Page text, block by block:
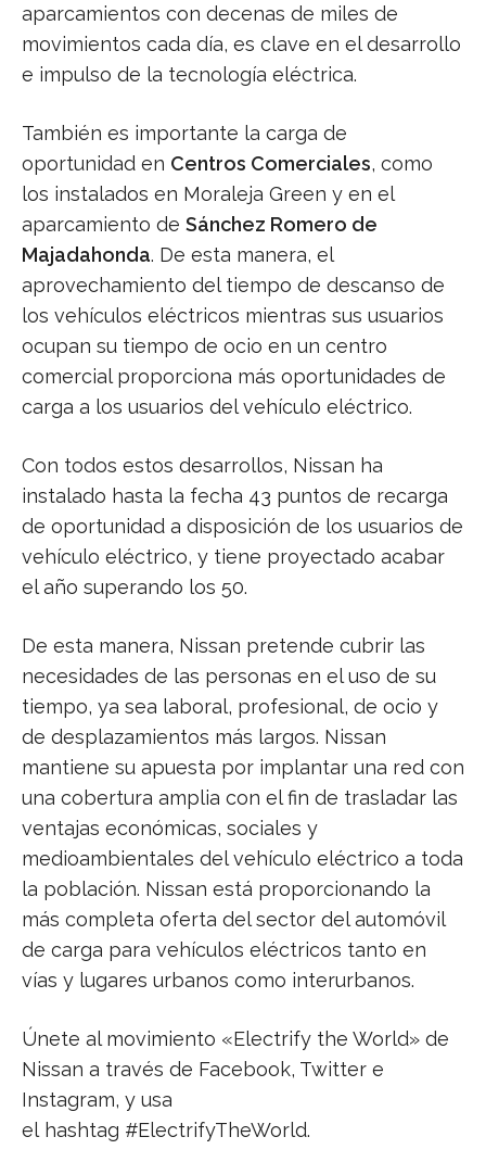
aparcamientos con decenas de miles de
movimientos cada día, es clave en el desarrollo
e impulso de la tecnología eléctrica.
También es importante la carga de
oportunidad en Centros Comerciales, como
los instalados en Moraleja Green y en el
aparcamiento de Sánchez Romero de
Majadahonda. De esta manera, el
aprovechamiento del tiempo de descanso de
los vehículos eléctricos mientras sus usuarios
ocupan su tiempo de ocio en un centro
comercial proporciona más oportunidades de
carga a los usuarios del vehículo eléctrico.
Con todos estos desarrollos, Nissan ha
instalado hasta la fecha 43 puntos de recarga
de oportunidad a disposición de los usuarios de
vehículo eléctrico, y tiene proyectado acabar
el año superando los 50.
De esta manera, Nissan pretende cubrir las
necesidades de las personas en el uso de su
tiempo, ya sea laboral, profesional, de ocio y
de desplazamientos más largos. Nissan
mantiene su apuesta por implantar una red con
una cobertura amplia con el fin de trasladar las
ventajas económicas, sociales y
medioambientales del vehículo eléctrico a toda
la población. Nissan está proporcionando la
más completa oferta del sector del automóvil
de carga para vehículos eléctricos tanto en
vías y lugares urbanos como interurbanos.
Únete al movimiento «Electrify the World» de
Nissan a través de Facebook, Twitter e
Instagram, y usa
el hashtag #ElectrifyTheWorld.